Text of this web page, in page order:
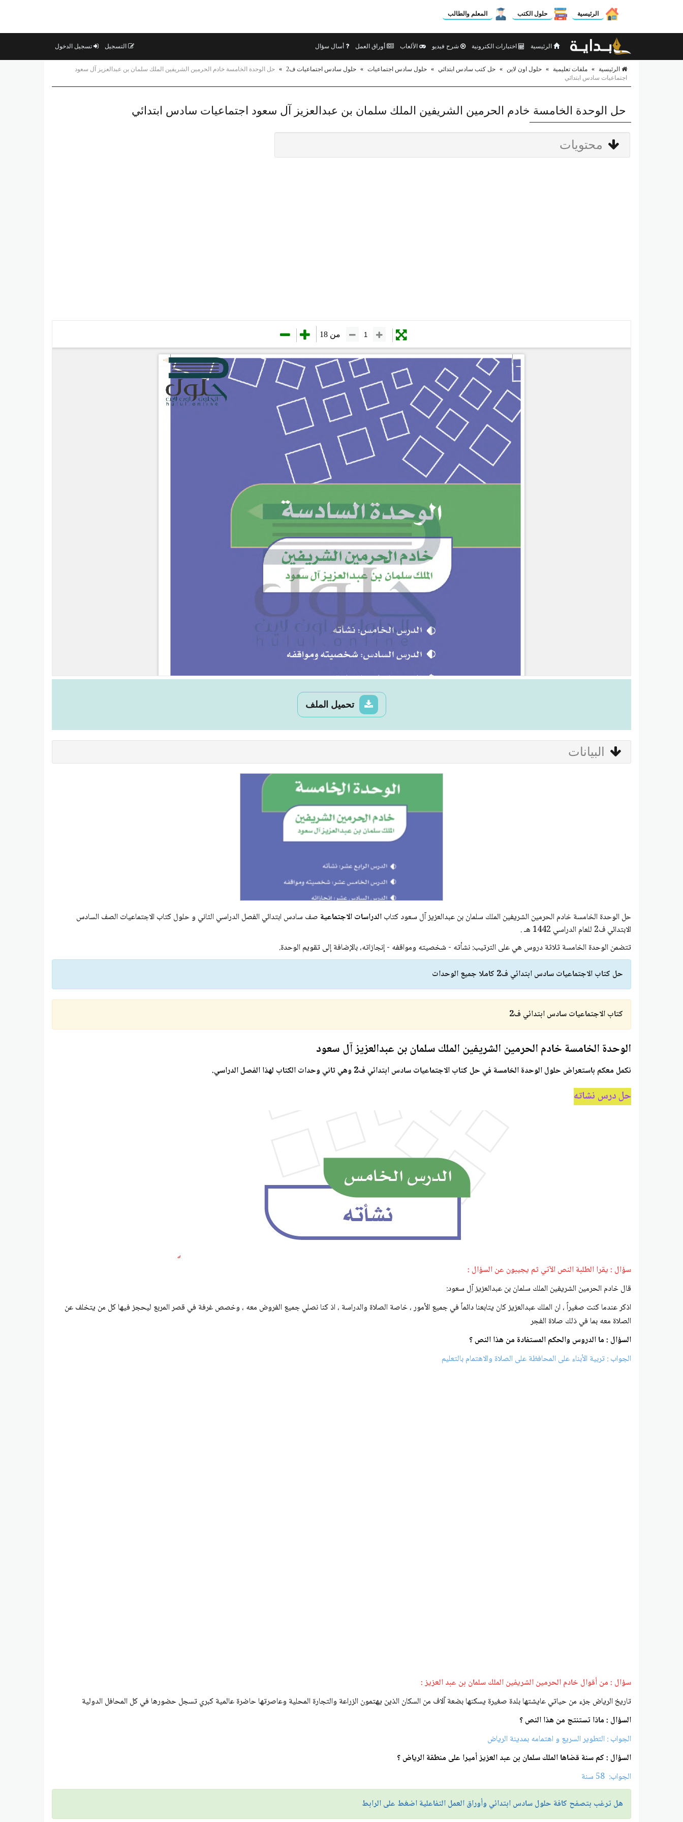
الرئيسية حلول الكتب المعلم والطالب
الرئيسية اختبارات الكترونية شرح فيديو الألعاب أوراق العمل أسال سؤال التسجيل تسجيل الدخول
الرئيسية » ملفات تعليمية » حلول اون لاين » حل كتب سادس ابتدائي » حلول سادس اجتماعيات » حلول سادس اجتماعيات ف2 » حل الوحدة الخامسة خادم الحرمين الشريفين الملك سلمان بن عبدالعزيز آل سعود
اجتماعيات سادس ابتدائي
حل الوحدة الخامسة خادم الحرمين الشريفين الملك سلمان بن عبدالعزيز آل سعود اجتماعيات سادس ابتدائي
محتويات
تحميل الملف
البيانات
حل الوحدة الخامسة خادم الحرمين الشريفين الملك سلمان بن عبدالعزيز آل سعود كتابالدراسات الاجتماعية صف سادس ابتدائي الفصل الدراسي الثاني و حلول كتاب الاجتماعيات الصف السادس
الابتدائي ف2 للعام الدراسي 1442 هـ .
تتضمن الوحدة الخامسة ثلاثة دروس هي على الترتيب: نشأته - شخصيته ومواقفه - إنجازاته، بالإضافة إلى تقويم الوحدة.
حل كتاب الاجتماعيات سادس ابتدائي ف2 كاملا جميع الوحدات
كتاب الاجتماعيات سادس ابتدائي ف2
الوحدة الخامسة خادم الحرمين الشريفين الملك سلمان بن عبدالعزيز آل سعود
نكمل معكم باستعراض حلول الوحدة الخامسة في حل كتاب الاجتماعيات سادس ابتدائي ف2 وهي ثاني وحدات الكتاب لهذا الفصل الدراسي.
حل درس نشاته
سؤال : يقرا الطلبة النص الآتي ثم يجيبون عن السؤال :
قال خادم الحرمين الشريفين الملك سلمان بن عبدالعزيز آل سعود:
اذكر عندما كنت صغيراً ، ان الملك عبدالعزيز كان يتابعنا دائماً في جميع الأمور ، خاصة الصلاة والدراسة ، اذ كنا نصلي جميع الفروض معه ، وخصص غرفة في قصر المربع ليحجز فيها كل من يتخلف عن
الصلاة معه بما في ذلك صلاة الفجر
السؤال : ما الدروس والحكم المستفادة من هذا النص ؟
الجواب : تربية الأبناء على المحافظة على الصلاة والاهتمام بالتعليم
سؤال : من أقوال خادم الحرمين الشريفين الملك سلمان بن عبد العزيز :
تاريخ الرياض جزء من حياتي عايشتها بلدة صغيرة يسكنها بضعة آلاف من السكان الذين يهتمون الزراعة والتجارة المحلية وعاصرتها حاضرة عالمية كبري تسجل حضورها في كل المحافل الدولية
السؤال : ماذا تستنتج من هذا النص ؟
الجواب : التطوير السريع و اهتمامه بمدينة الرياض
السؤال : كم سنة قضاها الملك سلمان بن عبد العزيز أميرا على منطقة الرياض ؟
الجواب: 58 سنة
هل ترغب بتصفح كافة حلول سادس ابتدائي وأوراق العمل التفاعليةاضغط على الرابط